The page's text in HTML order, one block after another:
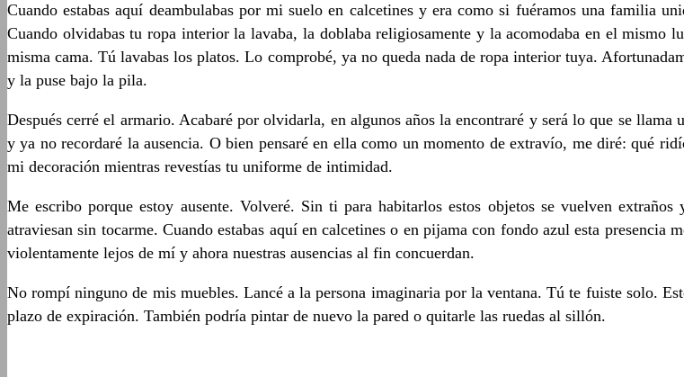
Cuando estabas aquí deambulabas por mi suelo en calcetines y era como si fuéramos una familia
Cuando olvidabas tu ropa interior la lavaba, la doblaba religiosamente y la acomodaba en el mismo
misma cama. Tú lavabas los platos. Lo comprobé, ya no queda nada de ropa interior tuya.
y la puse bajo la pila.
Después cerré el armario. Acabaré por olvidarla, en algunos años la encontraré y será lo que se
y ya no recordaré la ausencia. O bien pensaré en ella como un momento de extravío, me diré: qué
mi decoración mientras revestías tu uniforme de intimidad.
Me escribo porque estoy ausente. Volveré. Sin ti para habitarlos estos objetos se vuelven
atraviesan sin tocarme. Cuando estabas aquí en calcetines o en pijama con fondo azul esta presencia
violentamente lejos de mí y ahora nuestras ausencias al fin concuerdan.
No rompí ninguno de mis muebles. Lancé a la persona imaginaria por la ventana. Tú te fuiste solo.
plazo de expiración. También podría pintar de nuevo la pared o quitarle las ruedas al sillón.